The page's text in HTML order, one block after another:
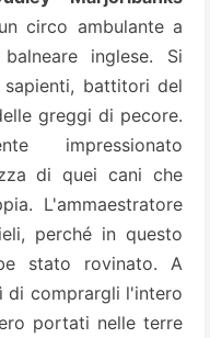
circo ambulante a
balneare inglese. Si
battitori del
greggi di pecore.
impressionato
di quei cani che
L'ammaestratore
perché in questo
stato rovinato. A
di comprargli l'intero
portati nelle terre